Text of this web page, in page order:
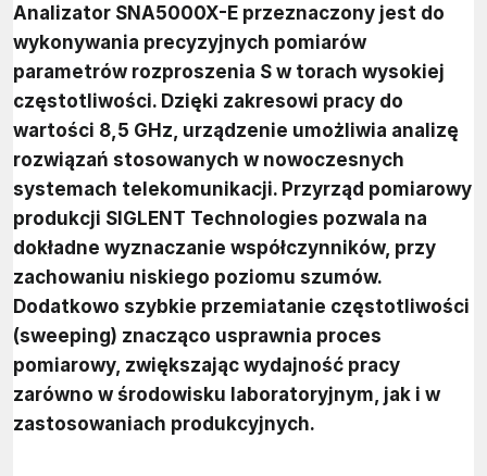
Analizator SNA5000X-E przeznaczony jest do
wykonywania precyzyjnych pomiarów
parametrów rozproszenia S w torach wysokiej
częstotliwości. Dzięki zakresowi pracy do
wartości 8,5 GHz, urządzenie umożliwia analizę
rozwiązań stosowanych w nowoczesnych
systemach telekomunikacji. Przyrząd pomiarowy
produkcji SIGLENT Technologies pozwala na
dokładne wyznaczanie współczynników, przy
zachowaniu niskiego poziomu szumów.
Dodatkowo szybkie przemiatanie częstotliwości
(sweeping) znacząco usprawnia proces
pomiarowy, zwiększając wydajność pracy
zarówno w środowisku laboratoryjnym, jak i w
zastosowaniach produkcyjnych.